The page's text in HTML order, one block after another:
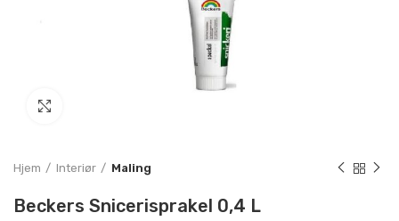
Hjem Interiør Maling
Beckers Snicerisprakel 0,4 L